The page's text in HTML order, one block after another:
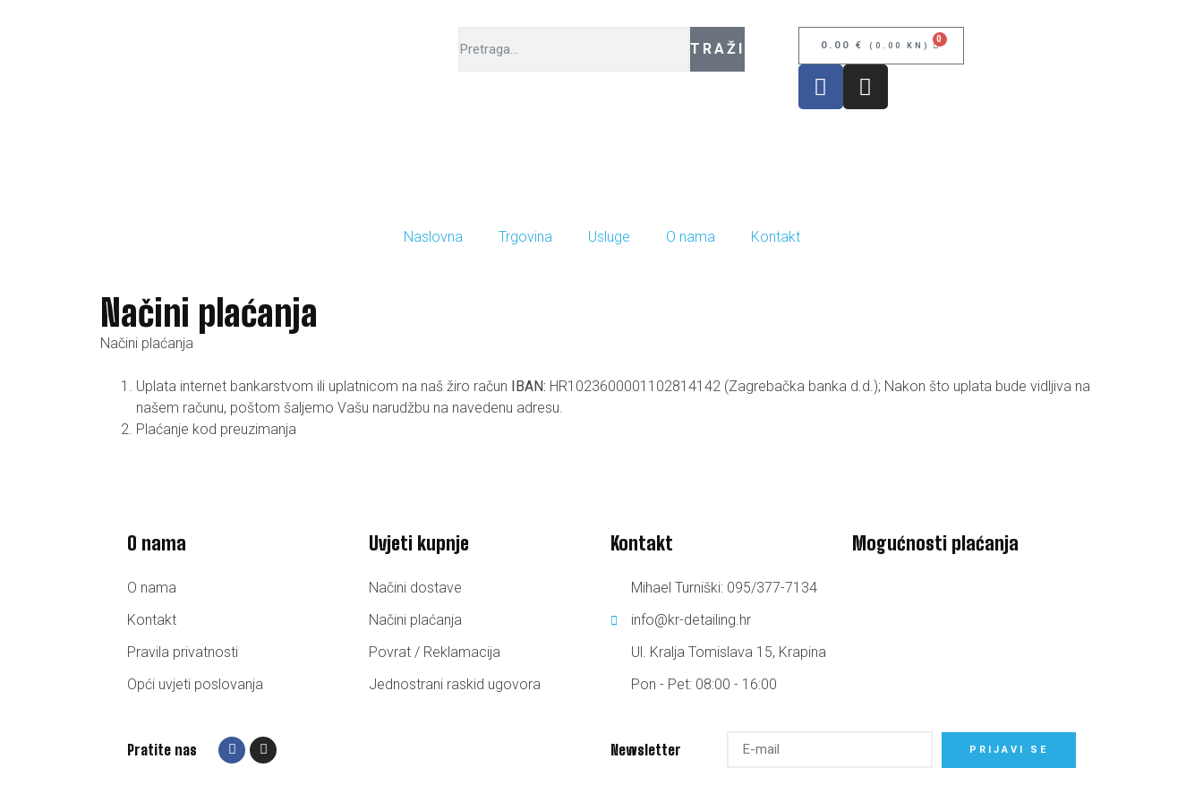
TRAŽI 0.00 € (0.00 KN)
0
Naslovna Trgovina Usluge O nama Kontakt
Načini plaćanja
Načini plaćanja
Uplata internet bankarstvom ili uplatnicom na naš žiro račun IBAN: HR1023600001102814142 (Zagrebačka banka d.d.); Nakon što uplata bude vidljiva na
našem računu, poštom šaljemo Vašu narudžbu na navedenu adresu.
Plaćanje kod preuzimanja
O nama
O nama
Kontakt
Pravila privatnosti
Opći uvjeti poslovanja
Uvjeti kupnje
Načini dostave
Načini plaćanja
Povrat / Reklamacija
Jednostrani raskid ugovora
Kontakt
Mihael Turniški: 095/377-7134
info@kr-detailing.hr
Ul. Kralja Tomislava 15, Krapina
Pon - Pet: 08:00 - 16:00
Mogućnosti plaćanja
Pratite nas Newsletter PRIJAVI SE